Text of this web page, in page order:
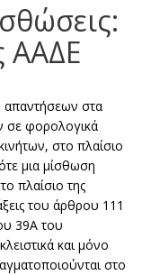
ΑΑΔΕ
απαντήσεων στα
σε φορολογικά
στο πλαίσιο
μια μίσθωση
πλαίσιο της
του άρθρου 111
39Α του
και μόνο
στο